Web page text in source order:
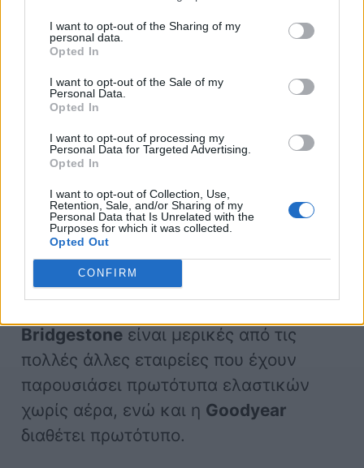
I want to opt-out of the Sharing of my
personal data.
Opted In
I want to opt-out of the Sale of my
Personal Data.
Opted In
I want to opt-out of processing my
Personal Data for Targeted Advertising.
Opted In
I want to opt-out of Collection, Use,
Retention, Sale, and/or Sharing of my
Personal Data that Is Unrelated with the
Purposes for which it was collected.
Opted Out
CONFIRM
Η Michelin δεν είναι η μόνη εταιρεία
που ασχολείται με σχέδια ελαστικών
Bridgestone είναι μερικές από τις
πολλές άλλες εταιρείες που έχουν
παρουσιάσει πρωτότυπα ελαστικών
χωρίς αέρα, ενώ και η Goodyear
διαθέτει πρωτότυπο.